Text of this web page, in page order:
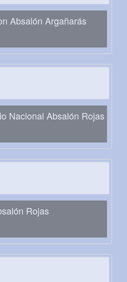
Absalón Argañarás
Nacional Absalón Rojas
Rojas